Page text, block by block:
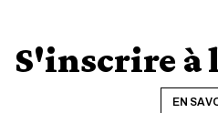
S'inscrire à
EN